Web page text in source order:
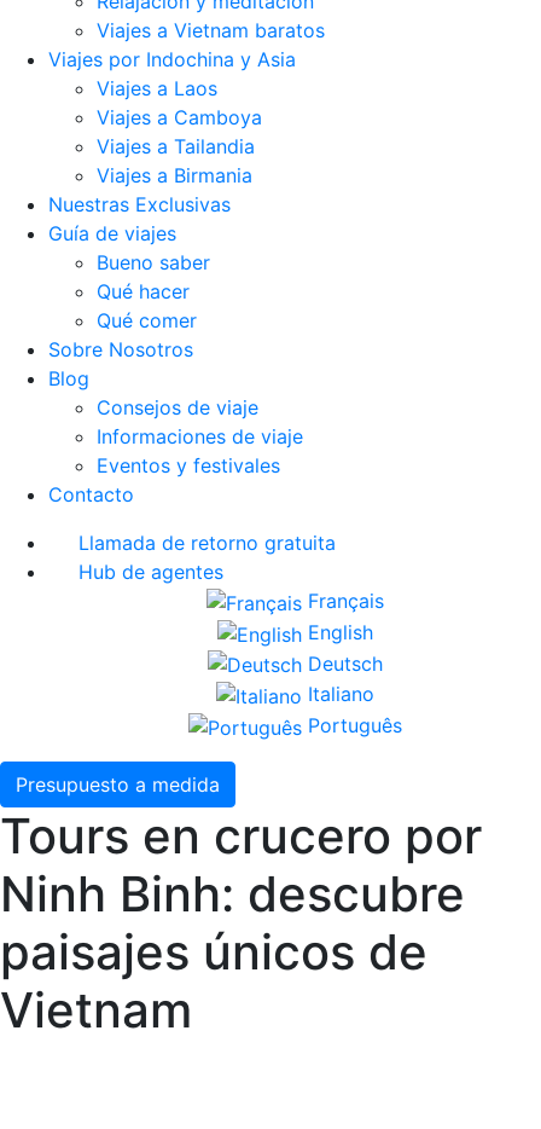
Viajes a Vietnam baratos
Viajes por Indochina y Asia
Viajes a Laos
Viajes a Camboya
Viajes a Tailandia
Viajes a Birmania
Nuestras Exclusivas
Guía de viajes
Bueno saber
Qué hacer
Qué comer
Sobre Nosotros
Blog
Consejos de viaje
Informaciones de viaje
Eventos y festivales
Contacto
Llamada de retorno gratuita
Hub de agentes
Français
English
Deutsch
Italiano
Português
Presupuesto a medida
Tours en crucero por
Ninh Binh: descubre
paisajes únicos de
Vietnam